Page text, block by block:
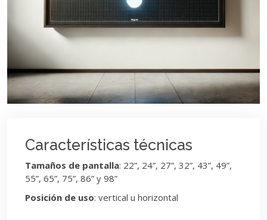
Características técnicas
Tamaños de pantalla: 22”, 24”, 27”, 32”, 43”, 49”,
55”, 65”, 75”, 86” y 98”
Posición de uso: vertical u horizontal